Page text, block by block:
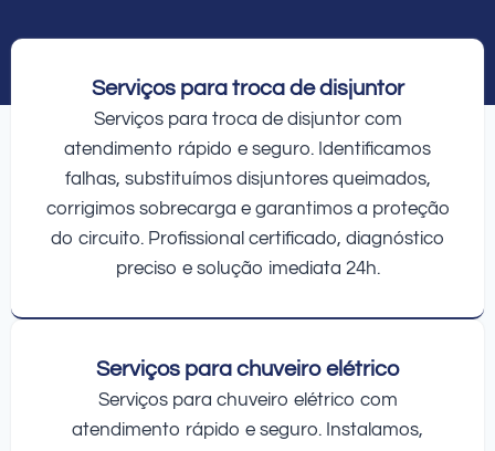
Serviços para troca de disjuntor
Serviços para troca de disjuntor com
atendimento rápido e seguro. Identificamos
falhas, substituímos disjuntores queimados,
corrigimos sobrecarga e garantimos a proteção
do circuito. Profissional certificado, diagnóstico
preciso e solução imediata 24h.
Serviços para chuveiro elétrico
Serviços para chuveiro elétrico com
atendimento rápido e seguro. Instalamos,